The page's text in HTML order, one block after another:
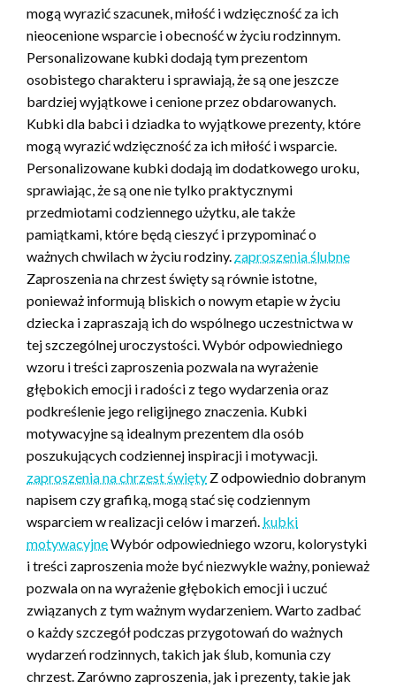
mogą wyrazić szacunek, miłość i wdzięczność za ich
nieocenione wsparcie i obecność w życiu rodzinnym.
Personalizowane kubki dodają tym prezentom
osobistego charakteru i sprawiają, że są one jeszcze
bardziej wyjątkowe i cenione przez obdarowanych.
Kubki dla babci i dziadka to wyjątkowe prezenty, które
mogą wyrazić wdzięczność za ich miłość i wsparcie.
Personalizowane kubki dodają im dodatkowego uroku,
sprawiając, że są one nie tylko praktycznymi
przedmiotami codziennego użytku, ale także
pamiątkami, które będą cieszyć i przypominać o
ważnych chwilach w życiu rodziny. zaproszenia ślubne
Zaproszenia na chrzest święty są równie istotne,
ponieważ informują bliskich o nowym etapie w życiu
dziecka i zapraszają ich do wspólnego uczestnictwa w
tej szczególnej uroczystości. Wybór odpowiedniego
wzoru i treści zaproszenia pozwala na wyrażenie
głębokich emocji i radości z tego wydarzenia oraz
podkreślenie jego religijnego znaczenia. Kubki
motywacyjne są idealnym prezentem dla osób
poszukujących codziennej inspiracji i motywacji.
zaproszenia na chrzest święty Z odpowiednio dobranym
napisem czy grafiką, mogą stać się codziennym
wsparciem w realizacji celów i marzeń. kubki
motywacyjneWybór odpowiedniego wzoru, kolorystyki
i treści zaproszenia może być niezwykle ważny, ponieważ
pozwala on na wyrażenie głębokich emocji i uczuć
związanych z tym ważnym wydarzeniem. Warto zadbać
o każdy szczegół podczas przygotowań do ważnych
wydarzeń rodzinnych, takich jak ślub, komunia czy
chrzest. Zarówno zaproszenia, jak i prezenty, takie jak